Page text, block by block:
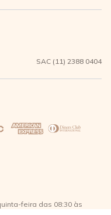
SAC (11) 2388 0404
feira das 08:30 às